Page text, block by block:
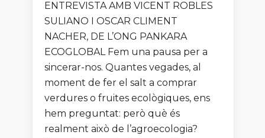
ENTREVISTA AMB VICENT ROBLES
SULIANO I OSCAR CLIMENT
NACHER, DE L’ONG PANKARA
ECOGLOBAL Fem una pausa per a
sincerar-nos. Quantes vegades, al
moment de fer el salt a comprar
verdures o fruites ecològiques, ens
hem preguntat: però què és
realment això de l’agroecologia?